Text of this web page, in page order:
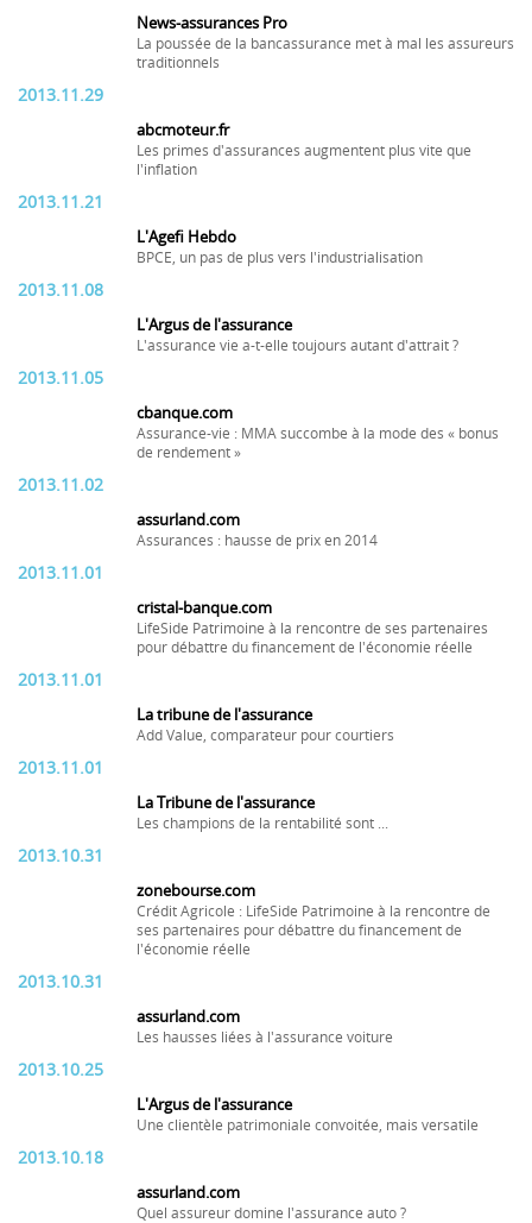
News-assurances Pro
La poussée de la bancassurance met à mal les assureurs
traditionnels
2013.11.29
abcmoteur.fr
Les primes d'assurances augmentent plus vite que
l'inflation
2013.11.21
L'Agefi Hebdo
BPCE, un pas de plus vers l'industrialisation
2013.11.08
L'Argus de l'assurance
L'assurance vie a-t-elle toujours autant d'attrait ?
2013.11.05
cbanque.com
Assurance-vie : MMA succombe à la mode des « bonus
de rendement »
2013.11.02
assurland.com
Assurances : hausse de prix en 2014
2013.11.01
cristal-banque.com
LifeSide Patrimoine à la rencontre de ses partenaires
pour débattre du financement de l'économie réelle
2013.11.01
La tribune de l'assurance
Add Value, comparateur pour courtiers
2013.11.01
La Tribune de l'assurance
Les champions de la rentabilité sont ...
2013.10.31
zonebourse.com
Crédit Agricole : LifeSide Patrimoine à la rencontre de
ses partenaires pour débattre du financement de
l'économie réelle
2013.10.31
assurland.com
Les hausses liées à l'assurance voiture
2013.10.25
L'Argus de l'assurance
Une clientèle patrimoniale convoitée, mais versatile
2013.10.18
assurland.com
Quel assureur domine l'assurance auto ?